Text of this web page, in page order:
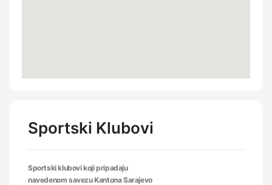
Sportski Klubovi
Sportski klubovi koji pripadaju
navedenom savezu Kantona Sarajevo